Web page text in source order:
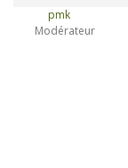
pmk
Modérateur